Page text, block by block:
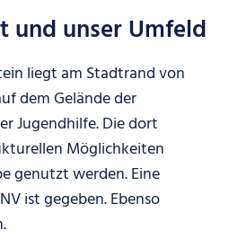
und unser Umfeld
liegt am Stadtrand von
dem Gelände der
Jugendhilfe. Die dort
Möglichkeiten
genutzt werden. Eine
ist gegeben. Ebenso